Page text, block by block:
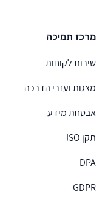
מרכז תמיכה
שירות לקוחות
מצגות ועזרי הדרכה
אבטחת מידע
תקן ISO
DPA
GDPR